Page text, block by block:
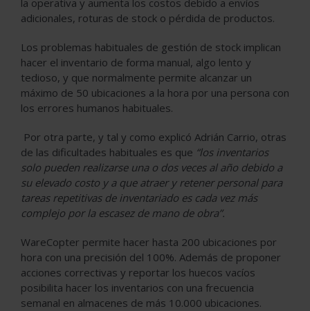
adicionales, roturas de stock o pérdida de productos.
Los problemas habituales de gestión de stock implican
hacer el inventario de forma manual, algo lento y
tedioso, y que normalmente permite alcanzar un
máximo de 50 ubicaciones a la hora por una persona con
los errores humanos habituales.
Por otra parte, y tal y como explicó Adrián Carrio, otras
de las dificultades habituales es que “los inventarios
solo pueden realizarse una o dos veces al año debido a
su elevado costo y a que atraer y retener personal para
tareas repetitivas de inventariado es cada vez más
complejo por la escasez de mano de obra”.
WareCopter permite hacer hasta 200 ubicaciones por
hora con una precisión del 100%. Además de proponer
acciones correctivas y reportar los huecos vacíos
posibilita hacer los inventarios con una frecuencia
semanal en almacenes de más 10.000 ubicaciones.